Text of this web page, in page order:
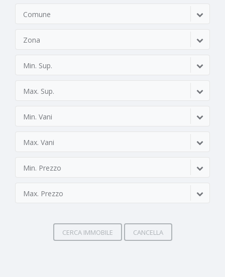
Comune
Zona
Min. Sup.
Max. Sup.
Min. Vani
Max. Vani
Min. Prezzo
Max. Prezzo
CERCA IMMOBILE CANCELLA